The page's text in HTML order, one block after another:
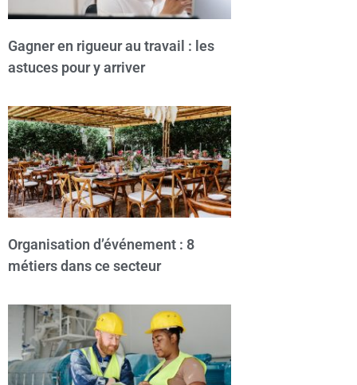
Gagner en rigueur au travail : les
astuces pour y arriver
Organisation d’événement : 8
métiers dans ce secteur